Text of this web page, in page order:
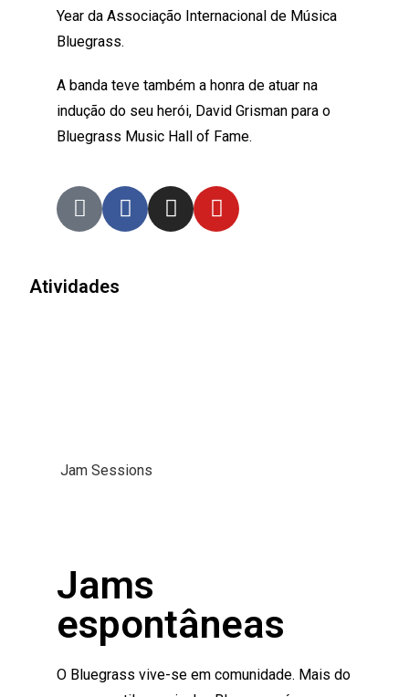
Year da Associação Internacional de Música
Bluegrass.
A banda teve também a honra de atuar na
indução do seu herói, David Grisman para o
Bluegrass Music Hall of Fame.
Atividades
Jam Sessions
Jams
espontâneas
O Bluegrass vive-se em comunidade. Mais do